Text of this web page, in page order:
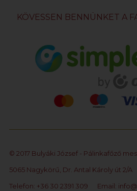
KÖVESSEN BENNÜNKET A
© 2017 Bulyáki József - Pálinkafőző
5065 Nagykörű, Dr. Antal Károly út 2/A
Telefon: +36 30 2391 309
Email: